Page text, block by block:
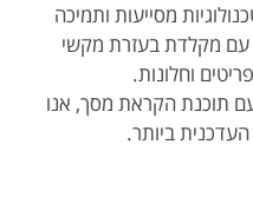
מסייעות ותמיכה
מקלדת בעזרת מקשי
תוכנת הקראת מסך, אנו